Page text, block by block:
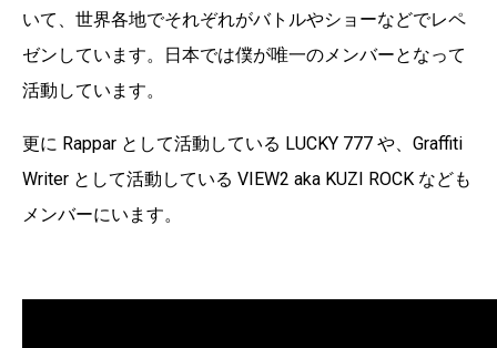
いて、世界各地でそれぞれがバトルやショーなどでレペ
ゼンしています。日本では僕が唯一のメンバーとなって
活動しています。
更に Rappar として活動している LUCKY 777 や、Graffiti
Writer として活動している VIEW2 aka KUZI ROCK なども
メンバーにいます。